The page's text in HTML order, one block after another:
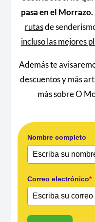
pasa en el Morrazo.
rutasde
incluso las mejores
Además te
descuentos y más
más sobre O
Nombre completo
Correo electrónico*